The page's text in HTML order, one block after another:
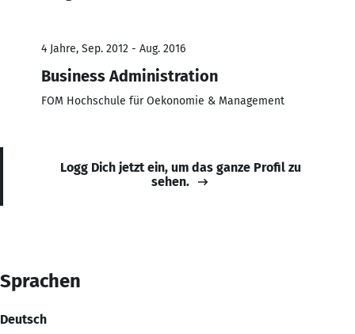
4 Jahre, Sep. 2012 - Aug. 2016
Business Administration
FOM Hochschule für Oekonomie & Management
Logg Dich jetzt ein, um das ganze Profil zu
sehen.
Sprachen
Deutsch